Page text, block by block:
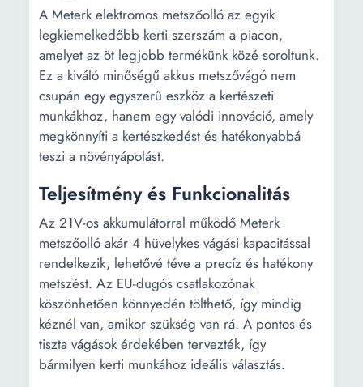
A Meterk elektromos metszőolló az egyik
legkiemelkedőbb kerti szerszám a piacon,
amelyet az öt legjobb termékünk közé soroltunk.
Ez a kiváló minőségű akkus metszővágó nem
csupán egy egyszerű eszköz a kertészeti
munkákhoz, hanem egy valódi innováció, amely
megkönnyíti a kertészkedést és hatékonyabbá
teszi a növényápolást.
Teljesítmény és Funkcionalitás
Az 21V-os akkumulátorral működő Meterk
metszőolló akár 4 hüvelykes vágási kapacitással
rendelkezik, lehetővé téve a precíz és hatékony
metszést. Az EU-dugós csatlakozónak
köszönhetően könnyedén tölthető, így mindig
kéznél van, amikor szükség van rá. A pontos és
tiszta vágások érdekében tervezték, így
bármilyen kerti munkához ideális választás.